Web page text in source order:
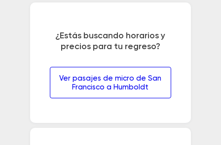
¿Estás buscando horarios y
precios para tu regreso?
Ver pasajes de micro de San
Francisco a Humboldt